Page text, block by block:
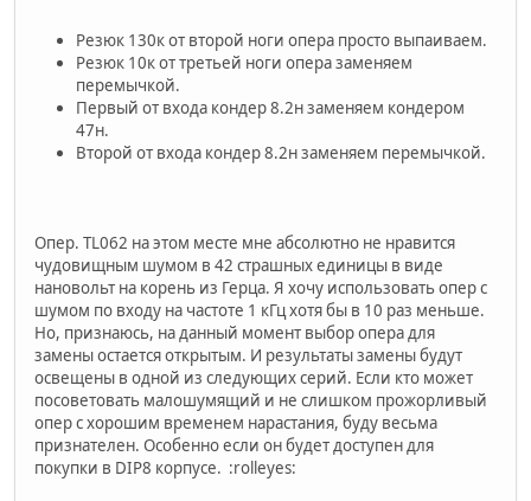
Резюк 130к от второй ноги опера просто выпаиваем.
Резюк 10к от третьей ноги опера заменяем
перемычкой.
Первый от входа кондер 8.2н заменяем кондером
47н.
Второй от входа кондер 8.2н заменяем перемычкой.
Опер. TL062 на этом месте мне абсолютно не нравится
чудовищным шумом в 42 страшных единицы в виде
нановольт на корень из Герца. Я хочу использовать опер с
шумом по входу на частоте 1 кГц хотя бы в 10 раз меньше.
Но, признаюсь, на данный момент выбор опера для
замены остается открытым. И результаты замены будут
освещены в одной из следующих серий. Если кто может
посоветовать малошумящий и не слишком прожорливый
опер с хорошим временем нарастания, буду весьма
признателен. Особенно если он будет доступен для
покупки в DIP8 корпусе. :rolleyes: